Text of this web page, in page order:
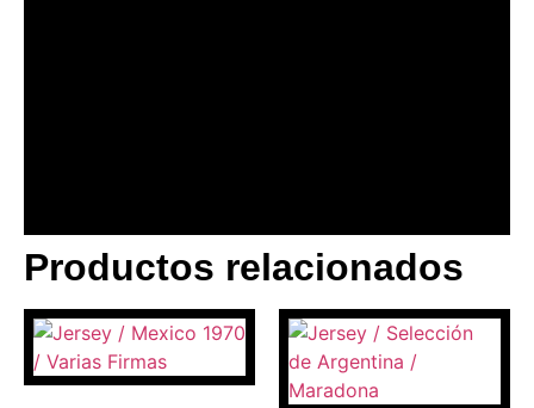
BANNER CON
PROMOCIONES 1
Click Here
Productos relacionados